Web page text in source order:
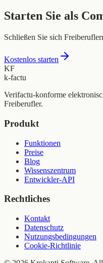
Starten Sie als
Schließen Sie sich
Kostenlos starten
KF
k-factu
Verifactu-konforme
Freiberufler.
Produkt
Funktionen
Preise
Blog
Wissenszentrum
Entwickler-API
Rechtliches
Kontakt
Datenschutz
Nutzungsbedingungen
Cookie-Richtlinie